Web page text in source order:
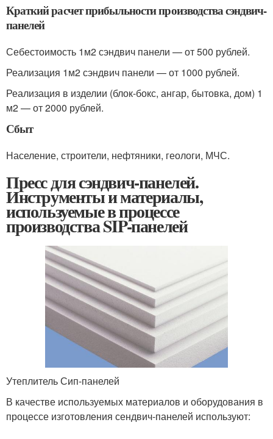
Краткий расчет прибыльности производства сэндвич-
панелей
Себестоимость 1м2 сэндвич панели — от 500 рублей.
Реализация 1м2 сэндвич панели — от 1000 рублей.
Реализация в изделии (блок-бокс, ангар, бытовка, дом) 1
м2 — от 2000 рублей.
Сбыт
Население, строители, нефтяники, геологи, МЧС.
Пресс для сэндвич-панелей.
Инструменты и материалы,
используемые в процессе
производства SIP-панелей
Утеплитель Сип-панелей
В качестве используемых материалов и оборудования в
процессе изготовления сендвич-панелей используют: